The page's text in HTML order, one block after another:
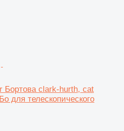
clark-hurth, cat
для телескопического